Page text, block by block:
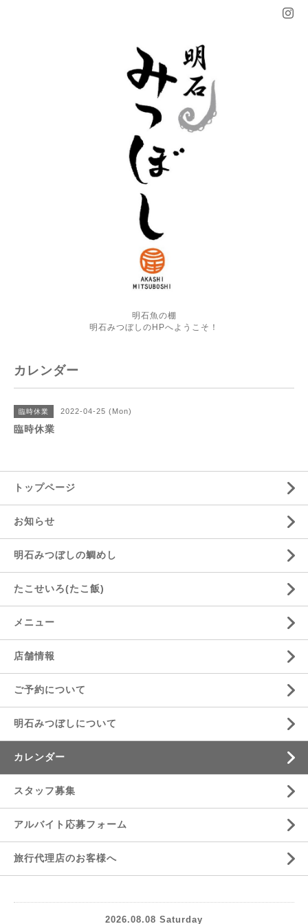
明石魚の棚
明石みつぼしのHPへようこそ！
カレンダー
臨時休業 2022-04-25 (Mon)
臨時休業
トップページ
お知らせ
明石みつぼしの鯛めし
たこせいろ(たこ飯)
メニュー
店舗情報
ご予約について
明石みつぼしについて
カレンダー
スタッフ募集
アルバイト応募フォーム
旅行代理店のお客様へ
2026.08.08 Saturday